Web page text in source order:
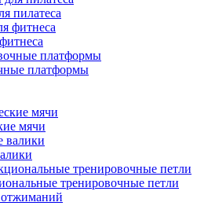
пилатеса
платформы
мячи
тренировочные петли